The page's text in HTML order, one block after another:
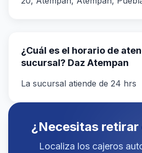
¿Cuál es el horario de
sucursal? Daz Atempan
La sucursal atiende de 24 hrs
¿Necesitas
Localiza los cajeros